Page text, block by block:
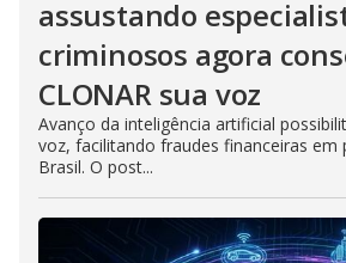
assustando
criminosos agora
CLONAR sua voz
Avanço da inteligência artificial
voz, facilitando fraudes financeiras em
Brasil. O post...